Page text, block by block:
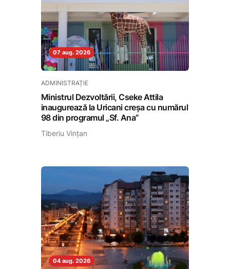
07 aug. 2026
ADMINISTRAȚIE
Ministrul Dezvoltării, Cseke Attila
inaugurează la Uricani creșa cu numărul
98 din programul „Sf. Ana”
Tiberiu Vințan
04 aug. 2026